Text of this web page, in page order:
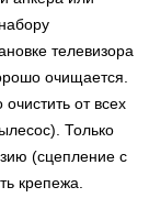
телевизора
очищается.
от всех
Только
(сцепление с
крепежа.